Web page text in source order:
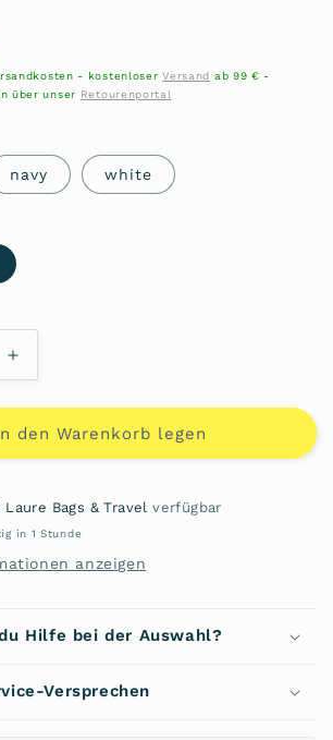
- kostenloserVersand ab 99 € -
über unser Retourenportal
navy white
Erhöhe
die
Menge
für
Damenbörse
von
Adax
den Warenkorb legen
Laure Bags & Travel verfügbar
in 1 Stunde
anzeigen
Hilfe bei der Auswahl?
Versprechen